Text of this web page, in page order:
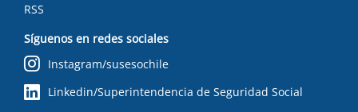
RSS
Síguenos en redes sociales
Instagram/susesochile
Linkedin/Superintendencia de Seguridad Social